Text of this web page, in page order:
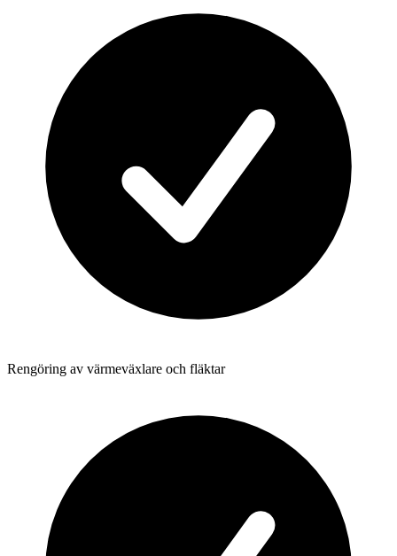
Rengöring av värmeväxlare och fläktar